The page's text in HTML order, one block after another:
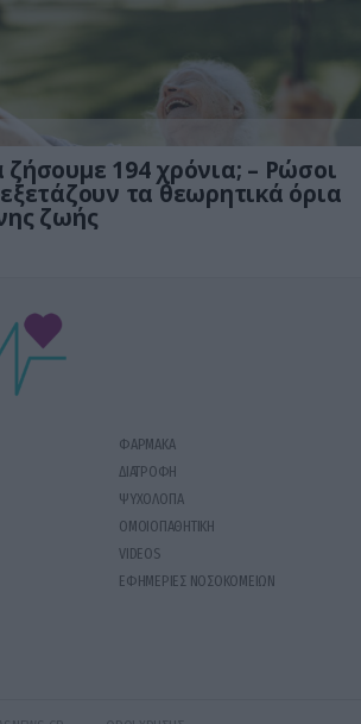
194 χρόνια; – Ρώσοι
τα θεωρητικά όρια
ζωής
ΦΑΡΜΑΚΑ
ΔΙΑΤΡΟΦΗ
ΨΥΧΟΛΟΓΙΑ
ΟΜΟΙΟΠΑΘΗΤΙΚΗ
VIDEOS
ΕΦΗΜΕΡΙΕΣ ΝΟΣΟΚΟΜΕΙΩΝ